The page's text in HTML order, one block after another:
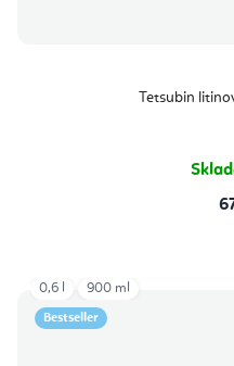
Tetsubin
Bestseller
0,6 l 900 ml